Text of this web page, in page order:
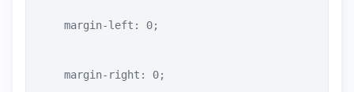
    margin-left: 0;
    margin-right: 0;